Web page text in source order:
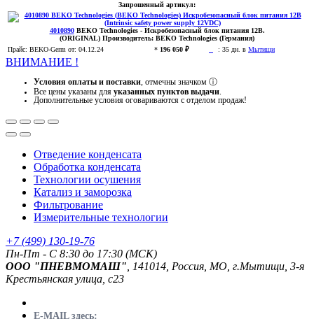
Запрошенный артикул:
4010890 BEKO Technologies - Искробезопасный блок питания 12В.
(ORIGINAL) Производитель: BEKO Technologies (Германия)
Прайс: BEKO-Germ от: 04.12.24 * 196 050 ₽ : 35 дн. в Мытищи
ВНИМАНИЕ !
Условия оплаты и поставки , отмечны значком ⓘ
Все цены указаны для указанных пунктов выдачи
Дополнительные условия оговариваются с отделом продаж!
Отведение конденсата
Обработка конденсата
Технологии осушения
Катализ и заморозка
Фильтрование
Измерительные технологии
+7 (499) 130-19-76
Пн-Пт - C 8:30 до 17:30 (МСК)
ООО "ПНЕВМОМАШ" , 141014, Россия, МО, г.Мытищи, 3-я
Крестьянская улица, с23
E-MAIL здесь: